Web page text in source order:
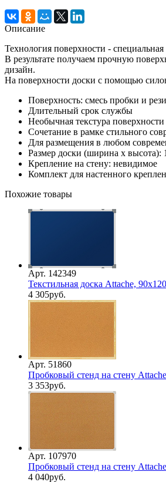
Описание
Технология поверхности -
В результате получаем прочную
дизайн.
На поверхности доски с помощью
Поверхность: смесь пробки и
Длительный срок службы
Необычная текстура поверхности
Сочетание в рамке стильного
Для размещения в любом
Размер доски (ширина х высота):
Крепление на стену: невидимое
Комплект для настенного
Похожие товары
Арт. 142349
Текстильная доска Attache,
4 305руб.
Арт. 51860
Пробковый стенд на стену
3 353руб.
Арт. 107970
Пробковый стенд на стену
4 040руб.